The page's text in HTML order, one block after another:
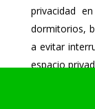
privacidad
dormitorios,
a evitar
espacio